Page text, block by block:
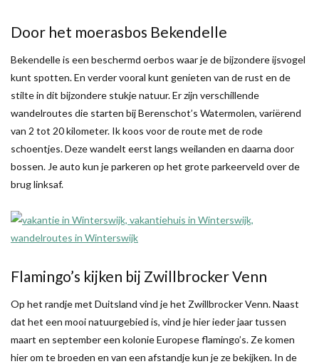
Door het moerasbos Bekendelle
Bekendelle is een beschermd oerbos waar je de bijzondere ijsvogel
kunt spotten. En verder vooral kunt genieten van de rust en de
stilte in dit bijzondere stukje natuur. Er zijn verschillende
wandelroutes die starten bij Berenschot’s Watermolen, variërend
van 2 tot 20 kilometer. Ik koos voor de route met de rode
schoentjes. Deze wandelt eerst langs weilanden en daarna door
bossen. Je auto kun je parkeren op het grote parkeerveld over de
brug linksaf.
Flamingo’s kijken bij Zwillbrocker Venn
Op het randje met Duitsland vind je het Zwillbrocker Venn. Naast
dat het een mooi natuurgebied is, vind je hier ieder jaar tussen
maart en september een kolonie Europese flamingo’s. Ze komen
hier om te broeden en van een afstandje kun je ze bekijken. In de